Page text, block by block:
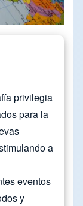
privilegia
para la
a
eventos
y